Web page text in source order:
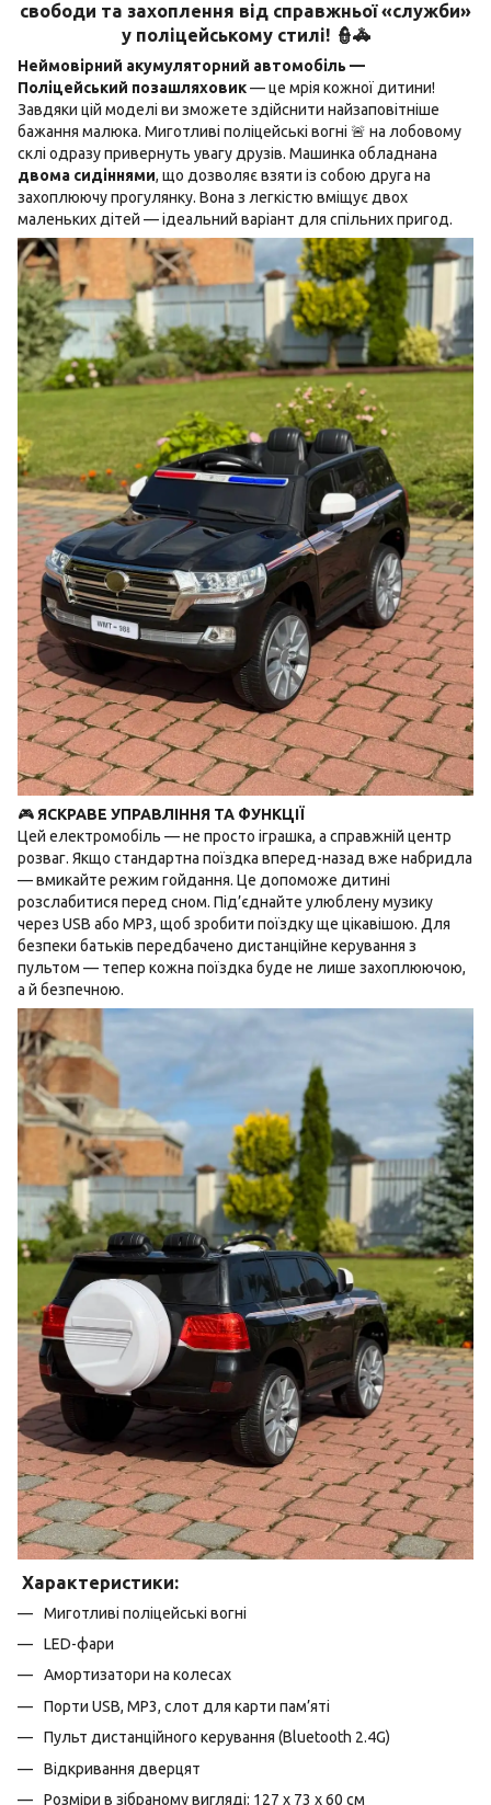
свободи та захоплення від справжньої «служби»
у поліцейському стилі! 👮🚓
Неймовірний акумуляторний автомобіль —
Поліцейський позашляховик— це мрія кожної дитини!
Завдяки цій моделі ви зможете здійснити найзаповітніше
бажання малюка. Миготливі поліцейські вогні 🚨 на лобовому
склі одразу привернуть увагу друзів. Машинка обладнана
двома сидіннями, що дозволяє взяти із собою друга на
захоплюючу прогулянку. Вона з легкістю вміщує двох
маленьких дітей — ідеальний варіант для спільних пригод.
🎮 ЯСКРАВЕ УПРАВЛІННЯ ТА ФУНКЦІЇ
Цей електромобіль — не просто іграшка, а справжній центр
розваг. Якщо стандартна поїздка вперед-назад вже набридла
— вмикайте режим гойдання. Це допоможе дитині
розслабитися перед сном. Під’єднайте улюблену музику
через USB або MP3, щоб зробити поїздку ще цікавішою. Для
безпеки батьків передбачено дистанційне керування з
пультом — тепер кожна поїздка буде не лише захоплюючою,
а й безпечною.
Характеристики:
Миготливі поліцейські вогні
LED-фари
Амортизатори на колесах
Порти USB, MP3, слот для карти пам’яті
Пульт дистанційного керування (Bluetooth 2.4G)
Відкривання дверцят
Розміри в зібраному вигляді: 127 x 73 x 60 см